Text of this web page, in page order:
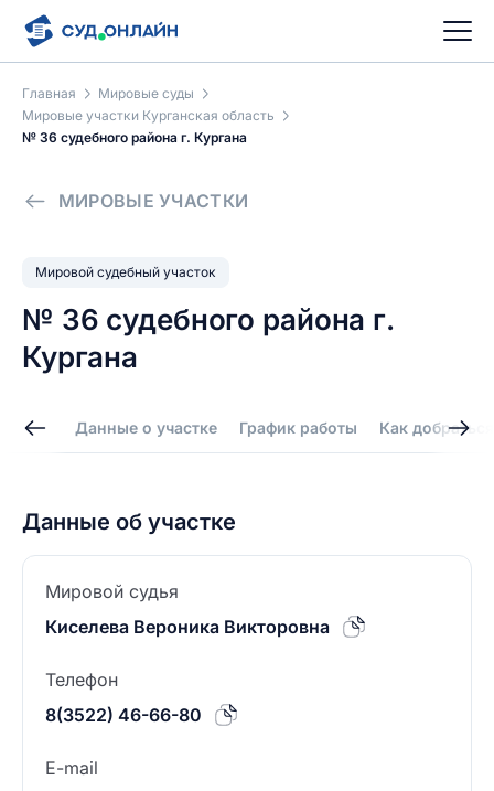
Главная
Мировые суды
Мировые участки Курганская область
№ 36 судебного района г. Кургана
МИРОВЫЕ УЧАСТКИ
Мировой судебный участок
№ 36 судебного района г.
Кургана
Данные о участке График работы Как добраться
Данные об участке
Мировой судья
Киселева Вероника Викторовна
Телефон
8(3522) 46-66-80
E-mail